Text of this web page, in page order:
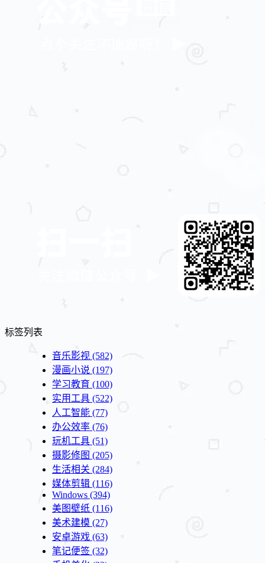
标签列表
音乐影视 (582)
漫画小说 (197)
学习教育 (100)
实用工具 (522)
人工智能 (77)
办公效率 (76)
玩机工具 (51)
摄影修图 (205)
生活相关 (284)
媒体剪辑 (116)
Windows (394)
美图壁纸 (116)
美术建模 (27)
安卓游戏 (63)
笔记便签 (32)